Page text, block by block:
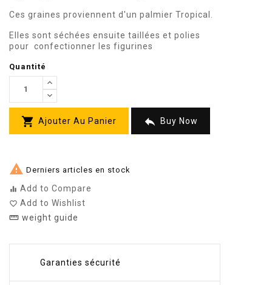
Ces graines proviennent d'un palmier Tropical.
Elles sont séchées ensuite taillées et polies
pour confectionner les figurines
Quantité
 Ajouter Au Panier  Buy Now
 Derniers articles en stock
equalizer Add to Compare
favorite_border Add to Wishlist
straighten weight guide
Garanties sécurité